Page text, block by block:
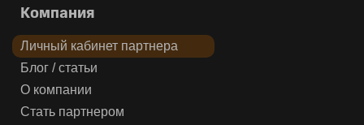
Компания
Личный кабинет партнера
Блог / статьи
О компании
Стать партнером